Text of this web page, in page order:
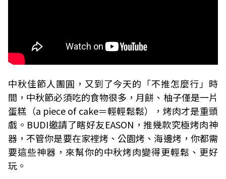
中秋佳節人團圓，又到了今天的「不推怎麼行」時
間，中秋節必須吃的食物很多，月餅、柚子僅是一片
蛋糕（a piece of cake＝輕輕鬆鬆），烤肉才是重頭
戲。BUDI邀請了瞎好友EASON，推幾款究極烤肉神
器，不管你是要在家裡烤、公園烤、海邊烤，你都需
要這些神器，來幫你的中秋烤肉變得更輕鬆、更好
玩。